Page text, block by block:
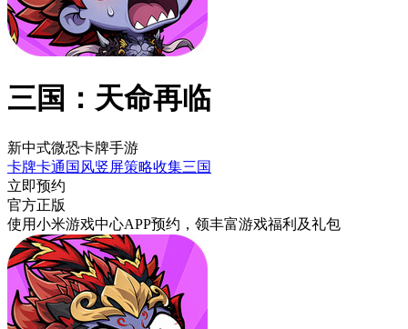
三国：天命再临
新中式微恐卡牌手游
卡牌卡通 国风竖屏策略收集三国
立即预约
官方正版
使用小米游戏中心APP预约 ，领丰富游戏福利 及礼包